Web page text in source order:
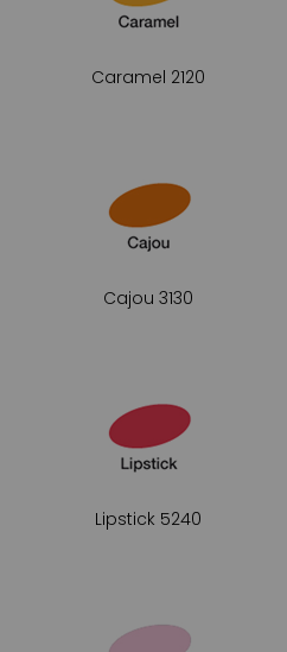
Caramel 2120
Cajou 3130
Lipstick 5240